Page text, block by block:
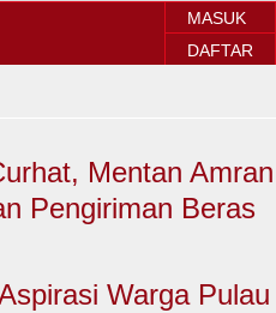
MASUK
DAFTAR
Sorot Makassar
Sorot Regional
Mentan Amran
Pengiriman Beras
Warga Pulau